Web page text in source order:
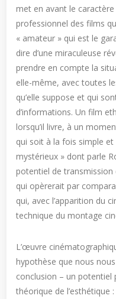
met en avant le
professionnel des films
« amateur » qui est le
dire d’une miraculeuse
prendre en compte la
elle-même, avec toutes
qu’elle suppose et qui
d’informations. Un film
lorsqu’il livre, à un
qui soit à la fois simple
mystérieux » dont parle
potentiel de transmission
qui opèrerait par
qui, avec l’apparition du
technique du montage
L’œuvre
hypothèse que nous
conclusion – un potentiel
théorique de l’esthétique